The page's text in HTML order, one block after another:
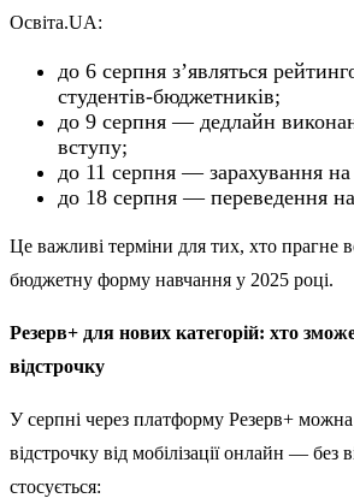
Освіта.UA:
до 6 серпня з’являться
студентів-бюджетників;
до 9 серпня — дедлайн
вступу;
до 11 серпня — зарахування
до 18 серпня — переведення на
Це важливі терміни для тих, хто прагне
бюджетну форму навчання у 2025 році.
Резерв+ для нових категорій: хто
відстрочку
У серпні через платформу Резерв+ можна
відстрочку від мобілізації онлайн —
стосується: